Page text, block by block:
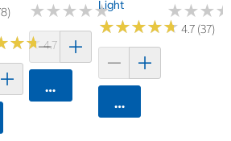
★★
★★4.7 (159)
담기
★★★★★
★★★★★
카트에 담기
Light
★★★★★
★★★★★ 4.7 (37)
카트에 담기
★★★
★★★